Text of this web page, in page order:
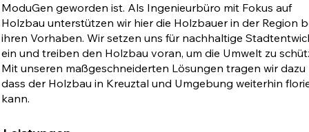
ModuGen geworden ist. Als Ingenieurbüro mit Fokus auf
Holzbau unterstützen wir hier die Holzbauer in der Region
ihren Vorhaben. Wir setzen uns für nachhaltige
ein und treiben den Holzbau voran, um die Umwelt zu
Mit unseren maßgeschneiderten Lösungen tragen wir dazu
dass der Holzbau in Kreuztal und Umgebung weiterhin
kann.